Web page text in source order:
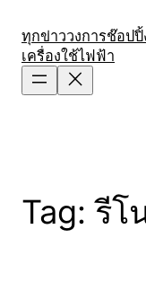
content
ทุกข่าววงการช๊อป
เครื่องใช้ไฟฟ้า
Tag:รีโ